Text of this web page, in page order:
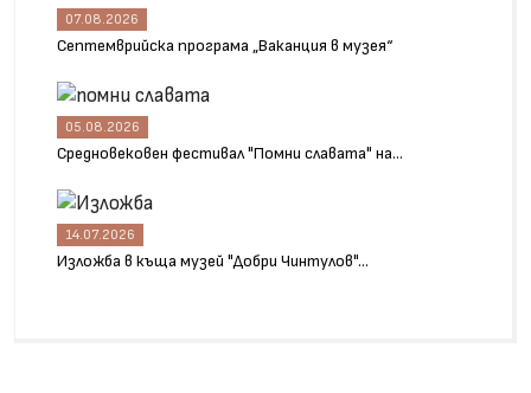
07.08.2026
Септемврийска програма „Ваканция в музея“
05.08.2026
Средновековен фестивал "Помни славата" на...
14.07.2026
Изложба в къща музей "Добри Чинтулов"...